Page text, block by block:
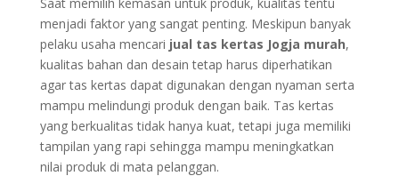
menjadi faktor yang sangat penting. Meskipun banyak
pelaku usaha mencari jual tas kertas Jogja murah,
kualitas bahan dan desain tetap harus diperhatikan
agar tas kertas dapat digunakan dengan nyaman serta
mampu melindungi produk dengan baik. Tas kertas
yang berkualitas tidak hanya kuat, tetapi juga memiliki
tampilan yang rapi sehingga mampu meningkatkan
nilai produk di mata pelanggan.